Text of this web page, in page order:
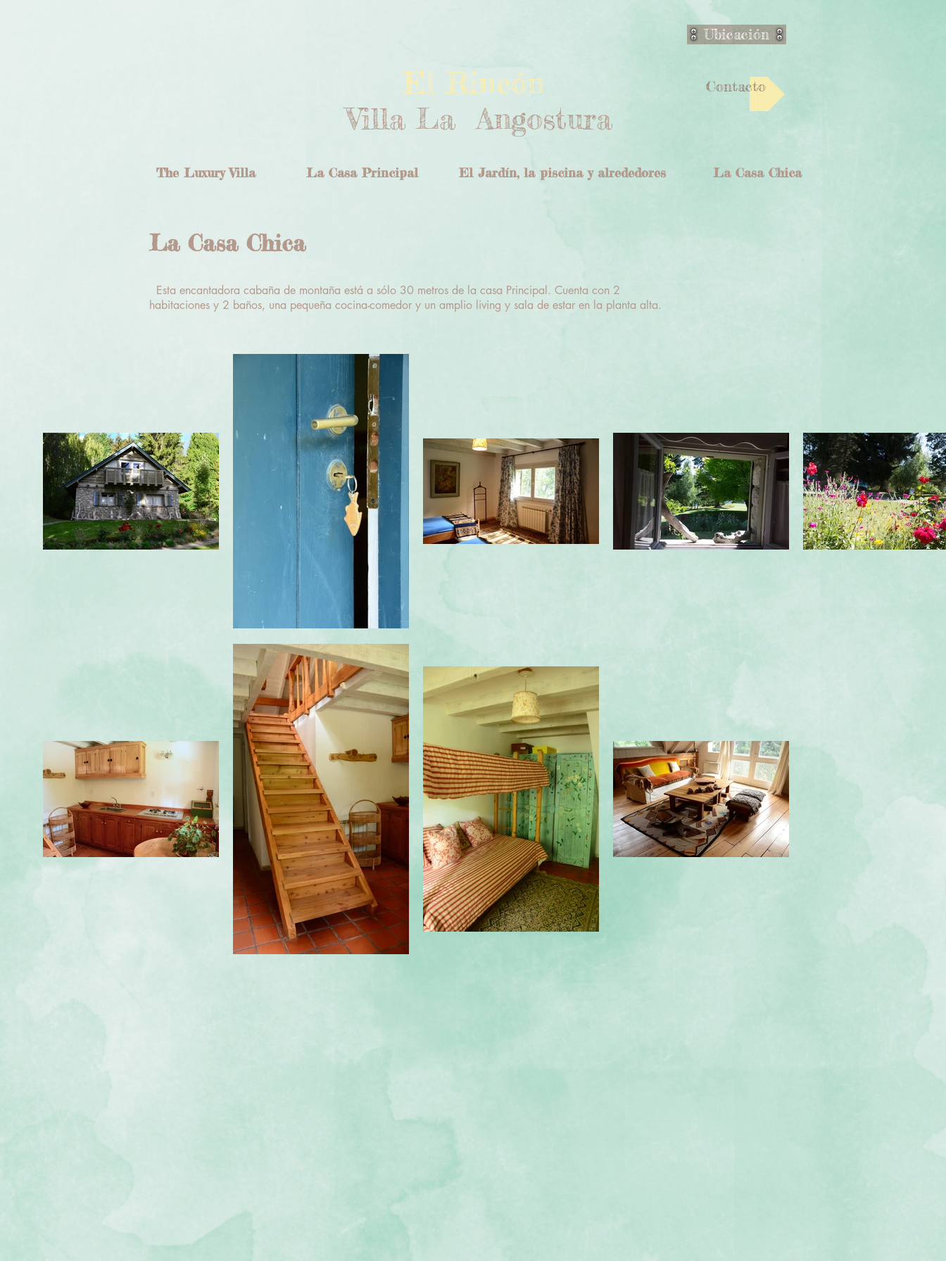
El Rincón
Villa La Angostura
The Luxury Villa La Casa Principal El Jardín, la piscina y alrededores La Casa Chica
Ubicación
Contacto
La Casa Chica
Esta encantadora cabaña de montaña está a sólo 30 metros de la casa Principal. Cuenta con 2
habitaciones y 2 baños, una pequeña cocina-comedor y un amplio living y sala de estar en la planta alta.